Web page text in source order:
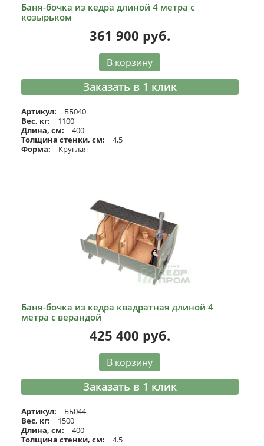
Баня-бочка из кедра длиной 4 метра с
козырьком
361 900 руб.
В корзину
Заказать в 1 клик
Артикул:
ББ040
Вес, кг:
1100
Длина, см:
400
Толщина стенки, см:
4,5
Форма:
Круглая
Баня-бочка из кедра квадратная длиной 4
метра с верандой
425 400 руб.
В корзину
Заказать в 1 клик
Артикул:
ББ044
Вес, кг:
1500
Длина, см:
400
Толщина стенки, см:
4.5